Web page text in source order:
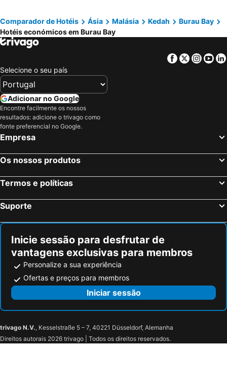
Nadias Hotel Cenang Langkawi
OYO 43986 Tok Jah Guest House
Hilton Burau Bay Langkawi Resort
Bon Ton Antique Wooden Villas
Tisha Langkawi Wellness Resort
Langkapuri Resort Langkawi
The Andaman, a Luxury Collection Resort, Langkawi
Century Langkasuka Resort
Vila Thai
The Kasbah Langkawi
D'Lima Beach Inn
Golden Chenang Village
Oyo 91012 Cenang Motel
Tropical Resort Langkawi
De Langkawi Resort And Convention Centre
Hotel Grand Continental Langkawi
Comparador de Hotéis Ásia Malásia Kedah
Burau Bay
Hotéis económicos em Burau Bay
Facebook
Twitter
Selecione o seu país
Adicionar no Google
Encontre facilmente os nossos
resultados: adicione o trivago como
fonte preferencial no Google.
Empresa
Os nossos produtos
Termos e políticas
Suporte
Inicie sessão para desfrutar de
vantagens exclusivas para membros
Personalize a sua experiência
Ofertas e preços para membros
Iniciar sessão
trivago N.V., Kesselstraße 5 – 7, 40221 Düsseldorf, Alemanha
Direitos autorais 2026 trivago | Todos os direitos reservados.